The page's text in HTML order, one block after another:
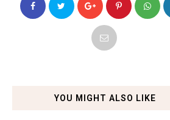
YOU MIGHT ALSO LIKE